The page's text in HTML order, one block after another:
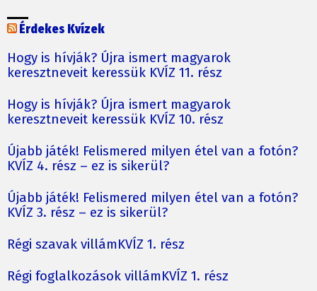
Érdekes Kvízek
Hogy is hívják? Újra ismert magyarok
keresztneveit keressük KVÍZ 11. rész
Hogy is hívják? Újra ismert magyarok
keresztneveit keressük KVÍZ 10. rész
Újabb játék! Felismered milyen étel van a fotón?
KVÍZ 4. rész – ez is sikerül?
Újabb játék! Felismered milyen étel van a fotón?
KVÍZ 3. rész – ez is sikerül?
Régi szavak villámKVÍZ 1. rész
Régi foglalkozások villámKVÍZ 1. rész